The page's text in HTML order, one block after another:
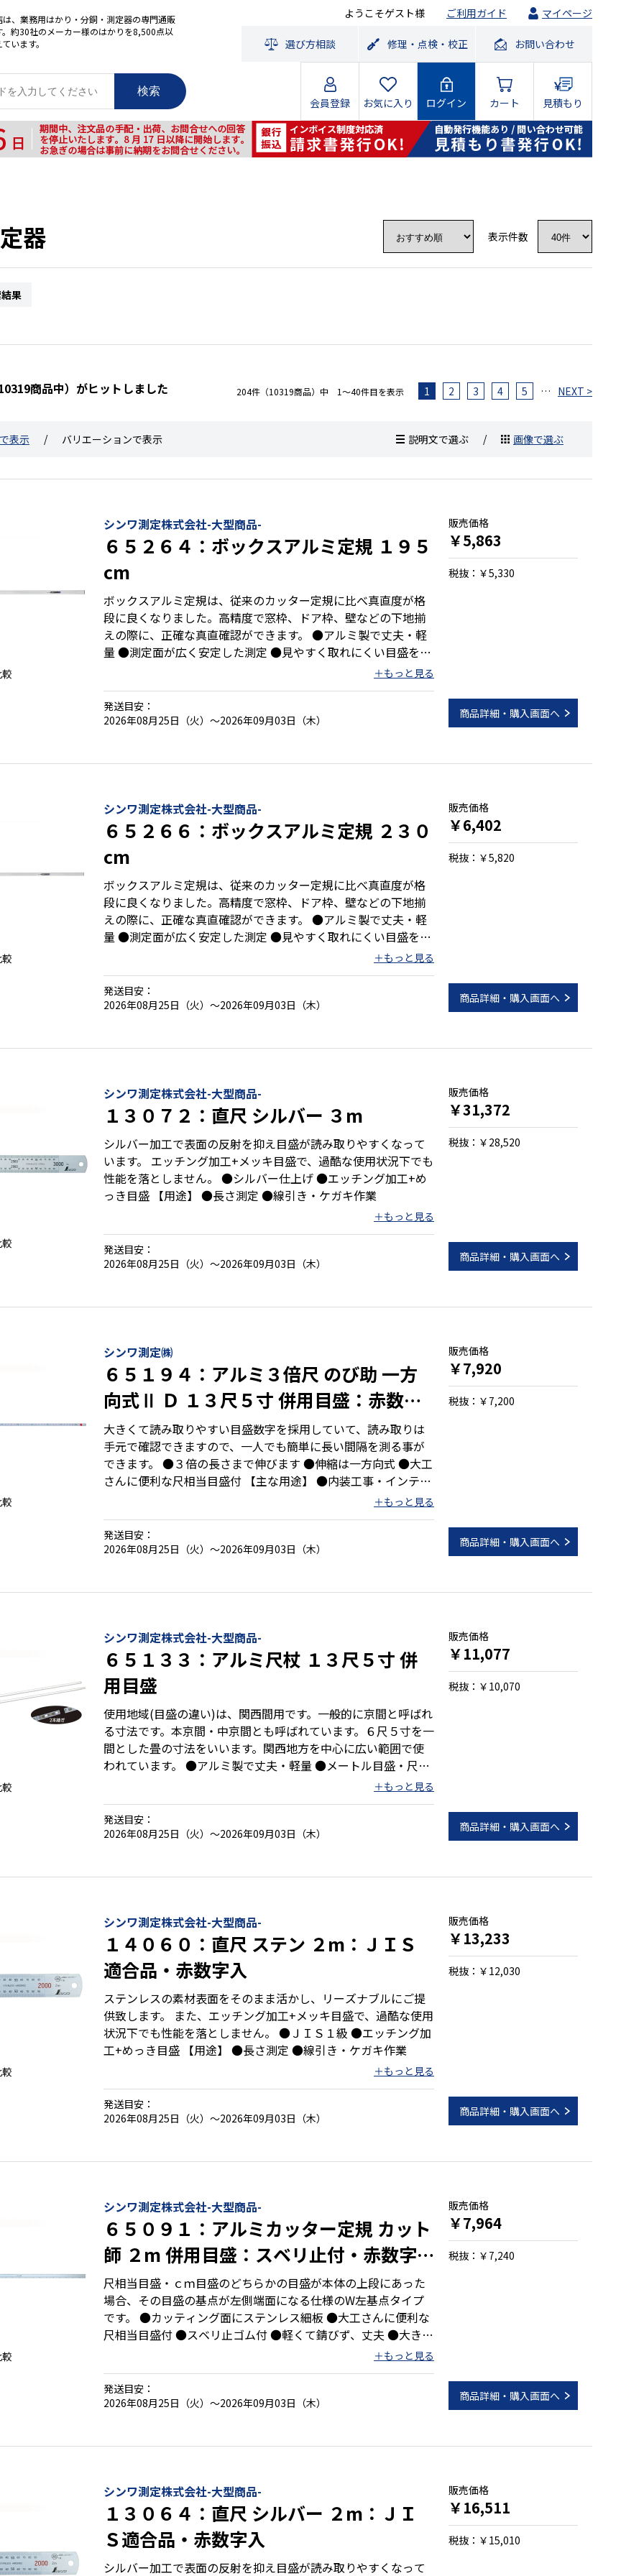
は、業務用はかり・分銅・測定器の専門通販
。約30社のメーカー様のはかりを8,500点以
います。
ようこそゲスト様 ご利用ガイド マイページ
選び方相談 修理・点検・校正 お問い合わせ
検索
会員登録 お気に入り ログイン カート 見積もり
器 表示件数
果
商品中）がヒットしました 204件（10319商品）中 1～40件目を表示 1 2 3 4 5 … NEXT >
表示 バリエーションで表示 説明文で選ぶ 画像で選ぶ
シンワ測定株式会社-大型商品-
６５２６４：ボックスアルミ定規 １９５
cm
ボックスアルミ定規は、従来のカッター定規に比べ真直度が格
段に良くなりました。高精度で窓枠、ドア枠、壁などの下地揃
えの際に、正確な真直確認ができます。 ●アルミ製で丈夫・軽
量 ●測定面が広く安定した測定 ●見やすく取れにくい目盛を採
用 ●寸法や印が書いたり消したり出来るテープ付 ●材料を傷付
けない両端保護キャップ付
発送目安：
2026年08月25日（火）～2026年09月03日（木）
販売価格
￥5,863
税抜：￥5,330
商品詳細・購入画面へ
シンワ測定株式会社-大型商品-
６５２６６：ボックスアルミ定規 ２３０
cm
ボックスアルミ定規は、従来のカッター定規に比べ真直度が格
段に良くなりました。高精度で窓枠、ドア枠、壁などの下地揃
えの際に、正確な真直確認ができます。 ●アルミ製で丈夫・軽
量 ●測定面が広く安定した測定 ●見やすく取れにくい目盛を採
用 ●寸法や印が書いたり消したり出来るテープ付 ●材料を傷付
けない両端保護キャップ付
発送目安：
2026年08月25日（火）～2026年09月03日（木）
販売価格
￥6,402
税抜：￥5,820
商品詳細・購入画面へ
シンワ測定株式会社-大型商品-
１３０７２：直尺 シルバー ３m
シルバー加工で表面の反射を抑え目盛が読み取りやすくなって
います。 エッチング加工+メッキ目盛で、過酷な使用状況下でも
性能を落としません。 ●シルバー仕上げ ●エッチング加工+め
っき目盛 【用途】 ●長さ測定 ●線引き・ケガキ作業
発送目安：
2026年08月25日（火）～2026年09月03日（木）
販売価格
￥31,372
税抜：￥28,520
商品詳細・購入画面へ
シンワ測定㈱
６５１９４：アルミ３倍尺 のび助 一方
向式Ⅱ Ｄ １３尺５寸 併用目盛：赤数字
入
大きくて読み取りやすい目盛数字を採用していて、読み取りは
手元で確認できますので、一人でも簡単に長い間隔を測る事が
できます。 ●３倍の長さまで伸びます ●伸縮は一方向式 ●大工
さんに便利な尺相当目盛付 【主な用途】 ●内装工事・インテリ
ア施工・建具取付 ●ブロック積工事・石積工事 ●尺杖・間竿に
発送目安：
2026年08月25日（火）～2026年09月03日（木）
販売価格
￥7,920
税抜：￥7,200
商品詳細・購入画面へ
シンワ測定株式会社-大型商品-
６５１３３：アルミ尺杖 １３尺５寸 併
用目盛
使用地域(目盛の違い)は、関西間用です。一般的に京間と呼ばれ
る寸法です。本京間・中京間とも呼ばれています。６尺５寸を一
間とした畳の寸法をいいます。関西地方を中心に広い範囲で使
われています。 ●アルミ製で丈夫・軽量 ●メートル目盛・尺相
当目盛の併用目盛 ●見やすく取れにくい目盛を採用 ●持ち運び
に便利な２分割式 【主な用途】 ●尺杖として基礎の墨出し ●使
い捨て尺杖を作るマスター
発送目安：
2026年08月25日（火）～2026年09月03日（木）
販売価格
￥11,077
税抜：￥10,070
商品詳細・購入画面へ
シンワ測定株式会社-大型商品-
１４０６０：直尺 ステン ２m：ＪＩＳ
適合品・赤数字入
ステンレスの素材表面をそのまま活かし、リーズナブルにご提
供致します。 また、エッチング加工+メッキ目盛で、過酷な使用
状況下でも性能を落としません。 ●ＪＩＳ１級 ●エッチング加
工+めっき目盛 【用途】 ●長さ測定 ●線引き・ケガキ作業
発送目安：
2026年08月25日（火）～2026年09月03日（木）
販売価格
￥13,233
税抜：￥12,030
商品詳細・購入画面へ
シンワ測定株式会社-大型商品-
６５０９１：アルミカッター定規 カット
師 ２m 併用目盛：スベリ止付・赤数字
入
尺相当目盛・ｃｍ目盛のどちらかの目盛が本体の上段にあった
場合、その目盛の基点が左側端面になる仕様のW左基点タイプ
です。 ●カッティング面にステンレス細板 ●大工さんに便利な
尺相当目盛付 ●スベリ止ゴム付 ●軽くて錆びず、丈夫 ●大きく
ィング ●丸のこガイド定規
発送目安：
2026年08月25日（火）～2026年09月03日（木）
販売価格
￥7,964
税抜：￥7,240
商品詳細・購入画面へ
シンワ測定株式会社-大型商品-
１３０６４：直尺 シルバー ２m：ＪＩ
Ｓ適合品・赤数字入
シルバー加工で表面の反射を抑え目盛が読み取りやすくなって
販売価格
￥16,511
税抜：￥15,010